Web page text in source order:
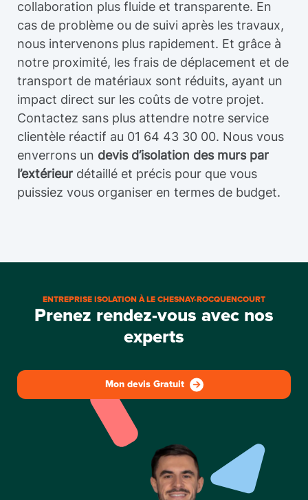
collaboration plus fluide et transparente. En
cas de problème ou de suivi après les travaux,
nous intervenons plus rapidement. Et grâce à
notre proximité, les frais de déplacement et de
transport de matériaux sont réduits, ayant un
impact direct sur les coûts de votre projet.
Contactez sans plus attendre notre service
clientèle réactif au 01 64 43 30 00. Nous vous
enverrons un devis d’isolation des murs par
l’extérieur détaillé et précis pour que vous
puissiez vous organiser en termes de budget.
ENTREPRISE ISOLATION À LE CHESNAY-ROCQUENCOURT
Prenez rendez-vous avec nos
experts
Mon devis Gratuit